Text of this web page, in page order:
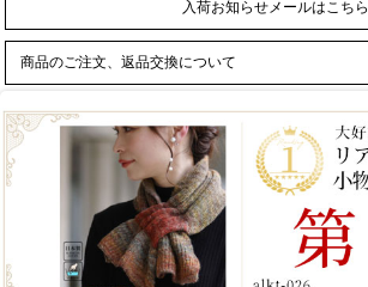
入荷お知らせメールはこちら
商品のご注文、返品交換について